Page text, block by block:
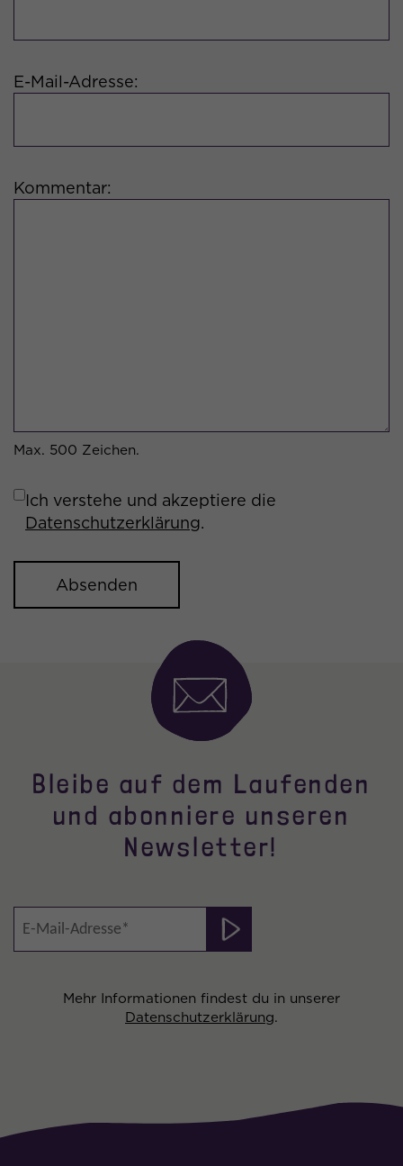
E-Mail-Adresse:
Kommentar:
Max. 500 Zeichen.
Ich verstehe und akzeptiere die
Datenschutzerklärung.
Bleibe auf dem Laufenden
und abonniere unseren
Newsletter!
Mehr Informationen findest du in unserer
Datenschutzerklärung.
Zweck Drosselung der Anfragerate